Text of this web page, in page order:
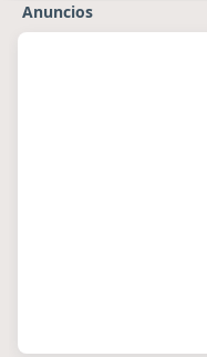
Anuncios